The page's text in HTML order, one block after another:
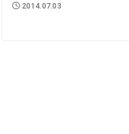
2014.07.03